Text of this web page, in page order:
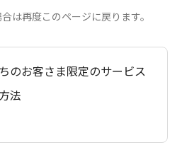
は再度このページに戻ります。
のお客さま限定のサービス
法